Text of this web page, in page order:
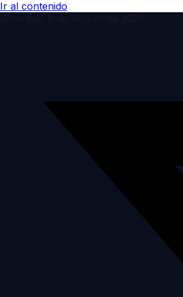
Ir al contenido